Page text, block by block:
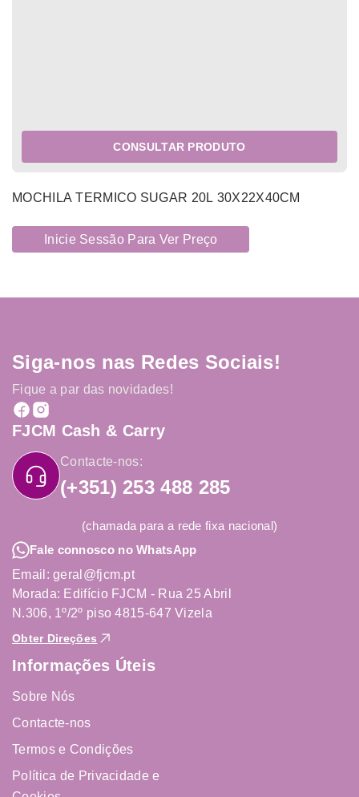
CONSULTAR PRODUTO
MOCHILA TERMICO SUGAR 20L 30X22X40CM
Inicie Sessão Para Ver Preço
Siga-nos nas Redes Sociais!
Fique a par das novidades!
FJCM Cash & Carry
Contacte-nos:
(+351) 253 488 285
(chamada para a rede fixa nacional)
Fale connosco no WhatsApp
Email: geral@fjcm.pt
Morada: Edifício FJCM - Rua 25 Abril
N.306, 1º/2º piso 4815-647 Vizela
Obter Direções
Informações Úteis
Sobre Nós
Contacte-nos
Termos e Condições
Política de Privacidade e